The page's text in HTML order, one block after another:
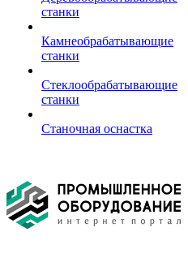
станки
Камнеобрабатывающие
станки
Стеклообрабатывающие
станки
Станочная оснастка